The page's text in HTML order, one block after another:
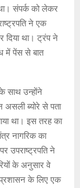
संपर्क को लेकर
ने एक
दिया था। ट्रंप ने
में पेंस से बात
साथ उन्होंने
असली ब्योरे से पता
था। इस तरह का
नागरिक का
उपराष्ट्रपति ने
के अनुसार वे
प्रशासन के लिए एक